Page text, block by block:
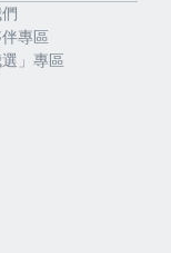
專區
選」專區